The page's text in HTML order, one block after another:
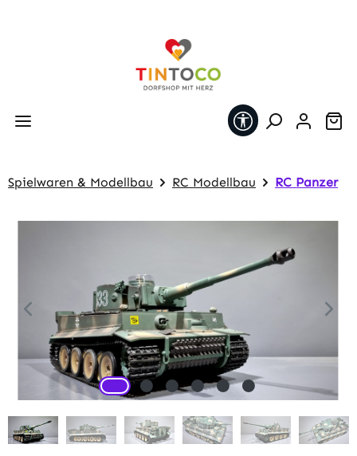
Werkzeugleiste
Spielwaren & Modellbau RC Modellbau RC Panzer